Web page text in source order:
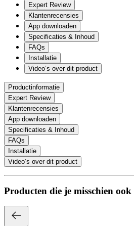
Expert Review
Klantenrecensies
App downloaden
Specificaties & Inhoud
FAQs
Installatie
Video’s over dit product
Productinformatie
Expert Review
Klantenrecensies
App downloaden
Specificaties & Inhoud
FAQs
Installatie
Video’s over dit product
Producten die je misschien